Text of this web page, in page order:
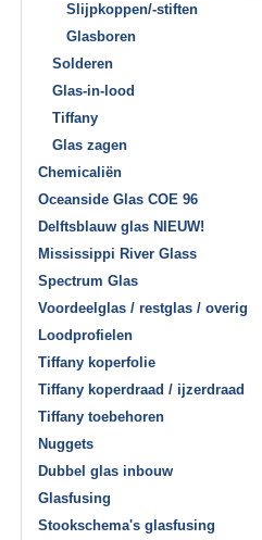
Slijpkoppen/-stiften
Glasboren
Solderen
Glas-in-lood
Tiffany
Glas zagen
Chemicaliën
Oceanside Glas COE 96
Delftsblauw glas NIEUW!
Mississippi River Glass
Spectrum Glas
Voordeelglas / restglas / overig
Loodprofielen
Tiffany koperfolie
Tiffany koperdraad / ijzerdraad
Tiffany toebehoren
Nuggets
Dubbel glas inbouw
Glasfusing
Stookschema's glasfusing